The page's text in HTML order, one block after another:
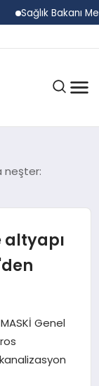
Sağlık Bakanı
neşter:
Genel